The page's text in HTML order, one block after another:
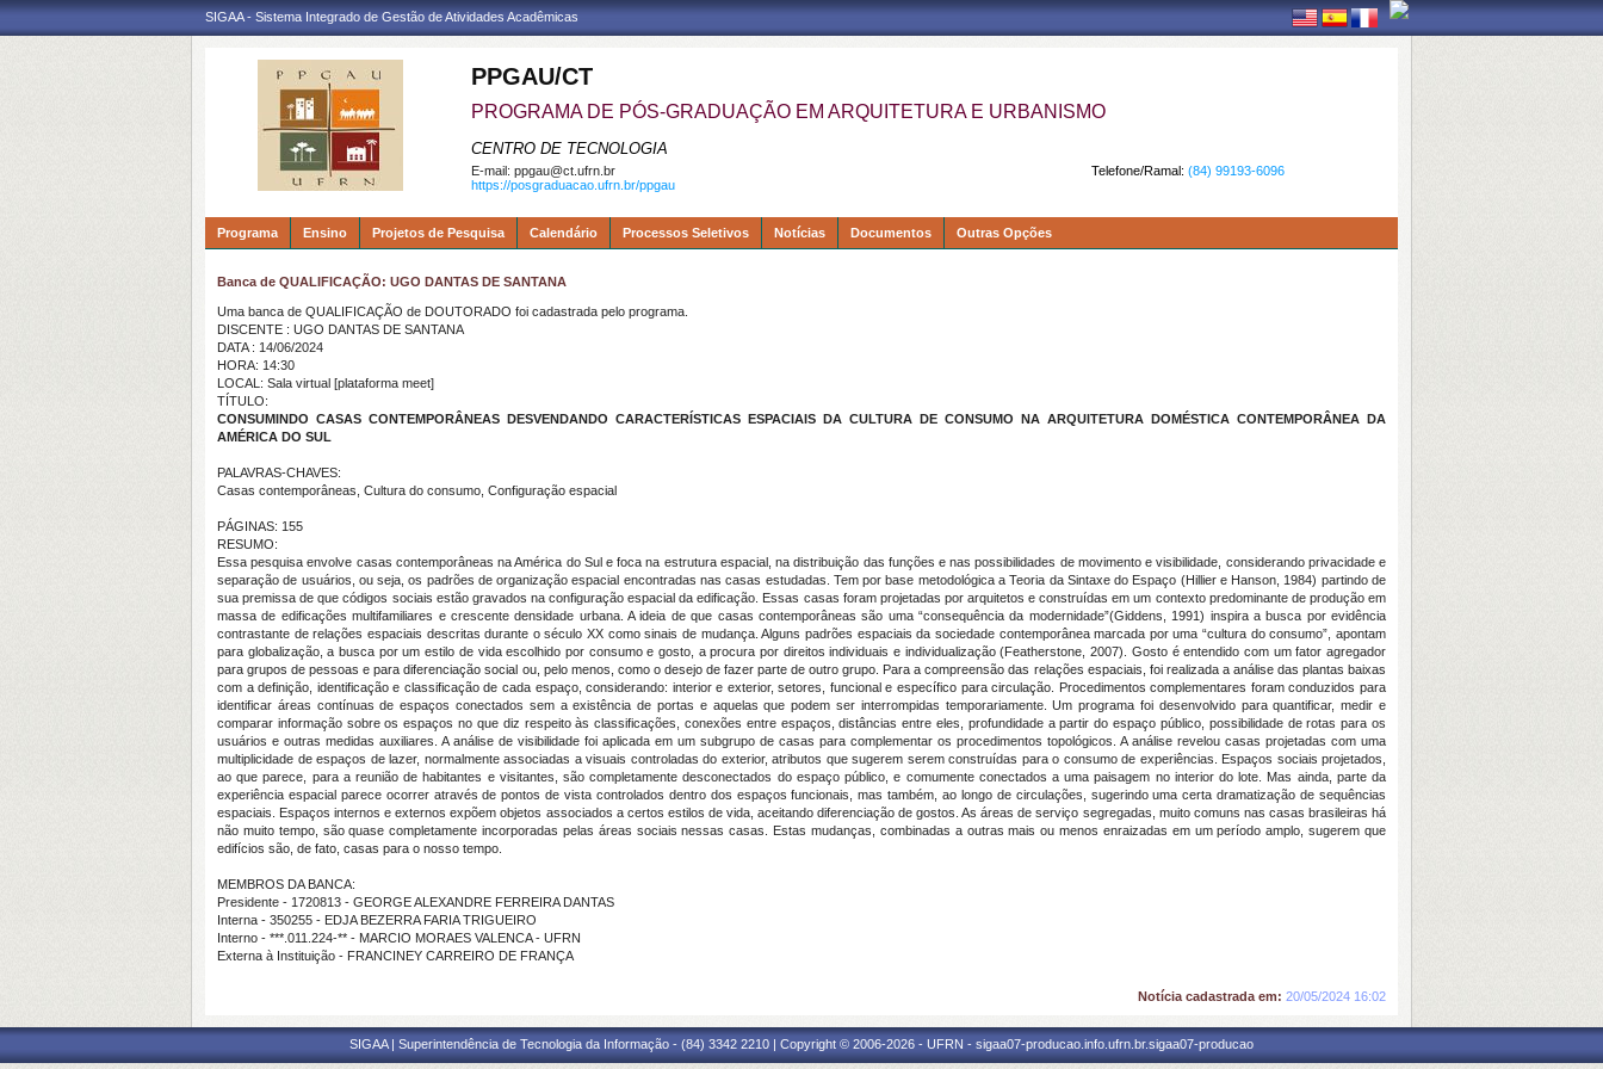
SIGAA - Sistema Integrado de Gestão de Atividades Acadêmicas
PPGAU/CT
PROGRAMA DE PÓS-GRADUAÇÃO EM ARQUITETURA E URBANISMO
CENTRO DE TECNOLOGIA
Telefone/Ramal: (84) 99193-6096
E-mail: ppgau@ct.ufrn.br
https://posgraduacao.ufrn.br/ppgau
Programa Ensino Projetos de Pesquisa Calendário Processos Seletivos Notícias Documentos Outras Opções
Banca de QUALIFICAÇÃO: UGO DANTAS DE SANTANA
Uma banca de QUALIFICAÇÃO de DOUTORADO foi cadastrada pelo programa.
DISCENTE : UGO DANTAS DE SANTANA
DATA : 14/06/2024
HORA: 14:30
LOCAL: Sala virtual [plataforma meet]
TÍTULO:
CONSUMINDO CASAS CONTEMPORÂNEAS DESVENDANDO CARACTERÍSTICAS ESPACIAIS DA CULTURA DE CONSUMO NA ARQUITETURA DOMÉSTICA CONTEMPORÂNEA DA
AMÉRICA DO SUL
PALAVRAS-CHAVES:
Casas contemporâneas, Cultura do consumo, Configuração espacial
PÁGINAS: 155
RESUMO:
Essa pesquisa envolve casas contemporâneas na América do Sul e foca na estrutura espacial, na distribuição das funções e nas possibilidades de movimento e visibilidade, considerando privacidade e
separação de usuários, ou seja, os padrões de organização espacial encontradas nas casas estudadas. Tem por base metodológica a Teoria da Sintaxe do Espaço (Hillier e Hanson, 1984) partindo de
sua premissa de que códigos sociais estão gravados na configuração espacial da edificação. Essas casas foram projetadas por arquitetos e construídas em um contexto predominante de produção em
massa de edificações multifamiliares e crescente densidade urbana. A ideia de que casas contemporâneas são uma “consequência da modernidade”(Giddens, 1991) inspira a busca por evidência
contrastante de relações espaciais descritas durante o século XX como sinais de mudança. Alguns padrões espaciais da sociedade contemporânea marcada por uma “cultura do consumo”, apontam
para globalização, a busca por um estilo de vida escolhido por consumo e gosto, a procura por direitos individuais e individualização (Featherstone, 2007). Gosto é entendido com um fator agregador
para grupos de pessoas e para diferenciação social ou, pelo menos, como o desejo de fazer parte de outro grupo. Para a compreensão das relações espaciais, foi realizada a análise das plantas baixas
com a definição, identificação e classificação de cada espaço, considerando: interior e exterior, setores, funcional e específico para circulação. Procedimentos complementares foram conduzidos para
identificar áreas contínuas de espaços conectados sem a existência de portas e aquelas que podem ser interrompidas temporariamente. Um programa foi desenvolvido para quantificar, medir e
comparar informação sobre os espaços no que diz respeito às classificações, conexões entre espaços, distâncias entre eles, profundidade a partir do espaço público, possibilidade de rotas para os
usuários e outras medidas auxiliares. A análise de visibilidade foi aplicada em um subgrupo de casas para complementar os procedimentos topológicos. A análise revelou casas projetadas com uma
multiplicidade de espaços de lazer, normalmente associadas a visuais controladas do exterior, atributos que sugerem serem construídas para o consumo de experiências. Espaços sociais projetados,
ao que parece, para a reunião de habitantes e visitantes, são completamente desconectados do espaço público, e comumente conectados a uma paisagem no interior do lote. Mas ainda, parte da
experiência espacial parece ocorrer através de pontos de vista controlados dentro dos espaços funcionais, mas também, ao longo de circulações, sugerindo uma certa dramatização de sequências
espaciais. Espaços internos e externos expõem objetos associados a certos estilos de vida, aceitando diferenciação de gostos. As áreas de serviço segregadas, muito comuns nas casas brasileiras há
não muito tempo, são quase completamente incorporadas pelas áreas sociais nessas casas. Estas mudanças, combinadas a outras mais ou menos enraizadas em um período amplo, sugerem que
edifícios são, de fato, casas para o nosso tempo.
MEMBROS DA BANCA:
Presidente - 1720813 - GEORGE ALEXANDRE FERREIRA DANTAS
Interna - 350255 - EDJA BEZERRA FARIA TRIGUEIRO
Interno - ***.011.224-** - MARCIO MORAES VALENCA - UFRN
Externa à Instituição - FRANCINEY CARREIRO DE FRANÇA
Notícia cadastrada em: 20/05/2024 16:02
SIGAA | Superintendência de Tecnologia da Informação - (84) 3342 2210 | Copyright © 2006-2026 - UFRN - sigaa07-producao.info.ufrn.br.sigaa07-producao